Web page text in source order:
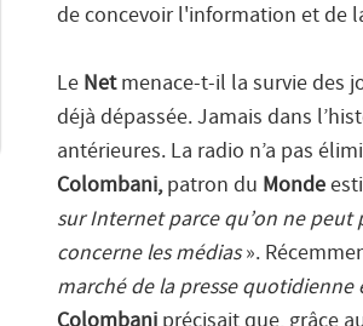
de concevoir l'information et de
Le Netmenace-t-il la survie des
déjà dépassée. Jamais dans
antérieures. La radio n’a pas
Colombani,patron du Monde
sur Internet parce qu’on ne
concerne les médias».
marché de la presse